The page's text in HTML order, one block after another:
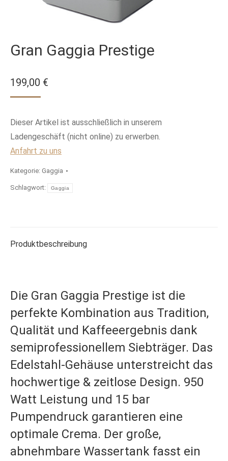
Gran Gaggia Prestige
199,00 €
Dieser Artikel ist ausschließlich in unserem
Ladengeschäft (nicht online) zu erwerben.
Anfahrt zu uns
Kategorie: Gaggia
Schlagwort: Gaggia
Produktbeschreibung
Die Gran Gaggia Prestige ist die
perfekte Kombination aus Tradition,
Qualität und Kaffeeergebnis dank
semiprofessionellem Siebträger. Das
Edelstahl-Gehäuse unterstreicht das
hochwertige & zeitlose Design. 950
Watt Leistung und 15 bar
Pumpendruck garantieren eine
optimale Crema. Der große,
abnehmbare Wassertank fasst ein